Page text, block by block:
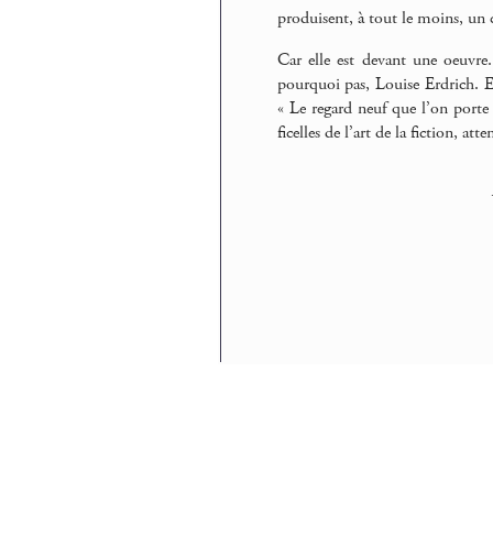
produisent, à tout le moins,
Car elle est devant une
pourquoi pas, Louise Erdrich.
« Le regard neuf que l’on
ficelles de l’art de la fiction,